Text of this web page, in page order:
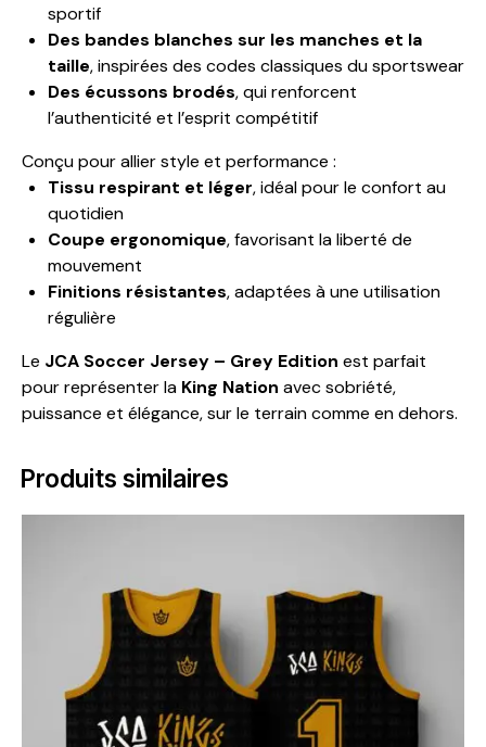
sportif
Des bandes blanches sur les manches et la
taille, inspirées des codes classiques du sportswear
Des écussons brodés, qui renforcent
l’authenticité et l’esprit compétitif
Conçu pour allier style et performance :
Tissu respirant et léger, idéal pour le confort au
quotidien
Coupe ergonomique, favorisant la liberté de
mouvement
Finitions résistantes, adaptées à une utilisation
régulière
Le JCA Soccer Jersey – Grey Edition est parfait
pour représenter la King Nation avec sobriété,
puissance et élégance, sur le terrain comme en dehors.
Produits similaires